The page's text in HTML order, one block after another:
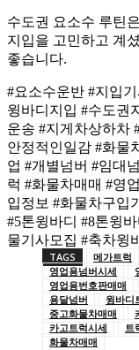
수도권 요소수 루틴
지입을 고민하고 계
좋습니다.
#요소수운반 #지입
윙바디지입 #수도권
운송 #지게차상하차
안정적인일감 #화물
업 #개별넘버 #임대
럭 #화물차매매 #영
입정보 #화물차구입
#5톤윙바디 #8톤윙
물기사모집 #축차윙
TAGS 메가트럭
영업용넘버시세
영업용번호판매매
용달넘버
윙바디
중고화물차매매
카고트럭시세
트
화물차매매